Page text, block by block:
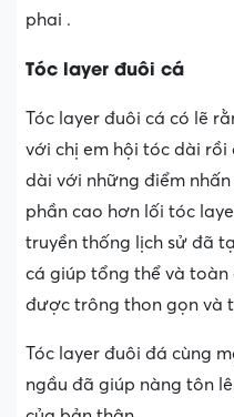
phai .
Tóc layer đuôi cá
Tóc layer đuôi cá có lẽ
với chị em hội tóc dài rồi
dài với những điểm
phần cao hơn lối tóc
truyền thống lịch sử đã
cá giúp tổng thể và toàn
được trông thon gọn và
Tóc layer đuôi đá cùng
ngầu đã giúp nàng tôn